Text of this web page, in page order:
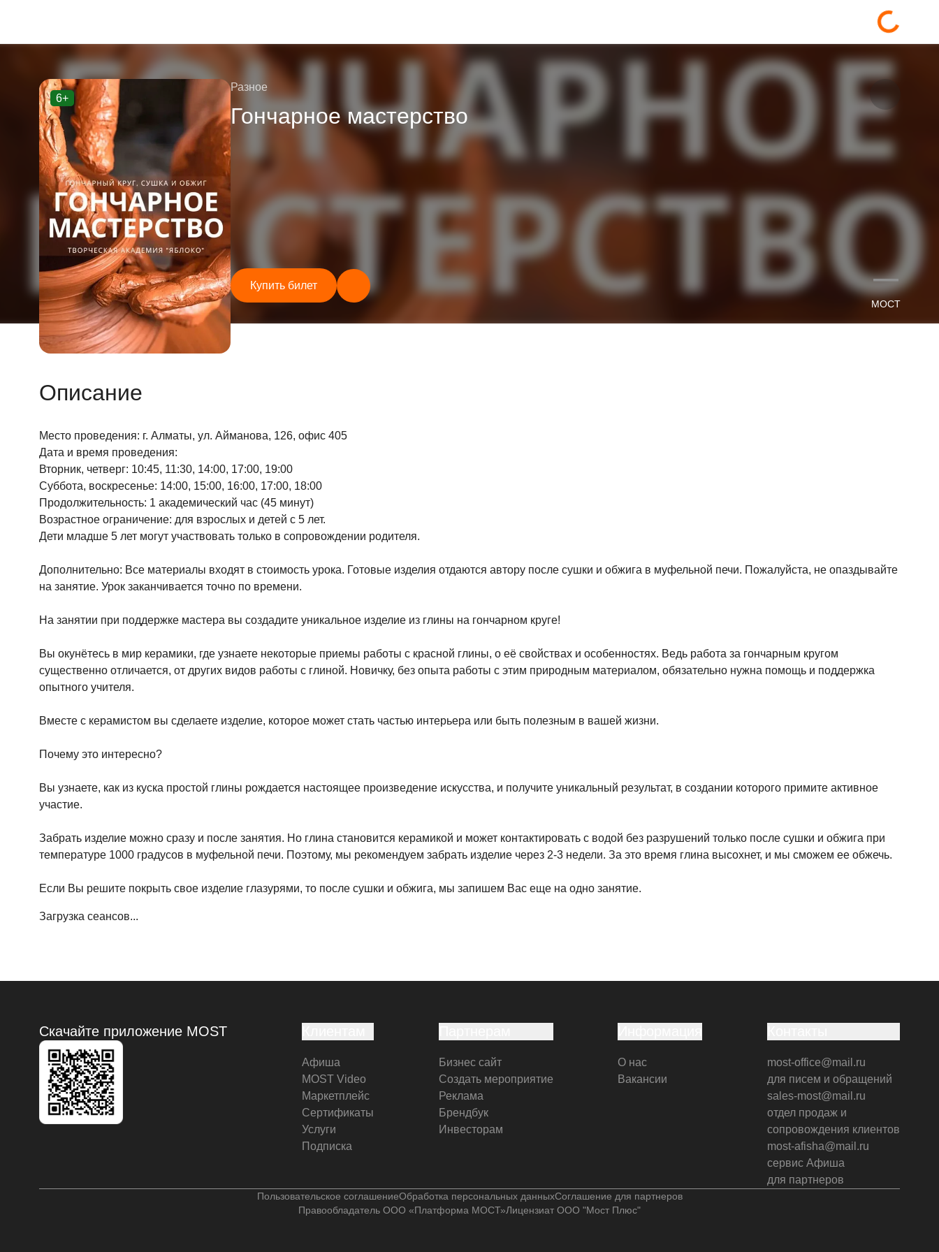
6+
Разное
Гончарное мастерство
Купить билет —
МОСТ
Описание
Место проведения: г. Алматы, ул. Айманова, 126, офис 405
Дата и время проведения:
Вторник, четверг: 10:45, 11:30, 14:00, 17:00, 19:00
Суббота, воскресенье: 14:00, 15:00, 16:00, 17:00, 18:00
Продолжительность: 1 академический час (45 минут)
Возрастное ограничение: для взрослых и детей с 5 лет.
Дети младше 5 лет могут участвовать только в сопровождении родителя.
Дополнительно: Все материалы входят в стоимость урока. Готовые изделия отдаются автору после сушки и обжига в муфельной печи. Пожалуйста, не опаздывайте
на занятие. Урок заканчивается точно по времени.
На занятии при поддержке мастера вы создадите уникальное изделие из глины на гончарном круге!
Вы окунётесь в мир керамики, где узнаете некоторые приемы работы с красной глины, о её свойствах и особенностях. Ведь работа за гончарным кругом
существенно отличается, от других видов работы с глиной. Новичку, без опыта работы с этим природным материалом, обязательно нужна помощь и поддержка
опытного учителя.
Вместе с керамистом вы сделаете изделие, которое может стать частью интерьера или быть полезным в вашей жизни.
Почему это интересно?
Вы узнаете, как из куска простой глины рождается настоящее произведение искусства, и получите уникальный результат, в создании которого примите активное
участие.
Забрать изделие можно сразу и после занятия. Но глина становится керамикой и может контактировать с водой без разрушений только после сушки и обжига при
температуре 1000 градусов в муфельной печи. Поэтому, мы рекомендуем забрать изделие через 2-3 недели. За это время глина высохнет, и мы сможем ее обжечь.
Если Вы решите покрыть свое изделие глазурями, то после сушки и обжига, мы запишем Вас еще на одно занятие.
Загрузка сеансов...
Скачайте приложение MOST
Афиша
MOST Video
Маркетплейс
Сертификаты
Услуги
Подписка
Бизнес сайт
Создать мероприятие
Реклама
Брендбук
Инвесторам
О нас
Вакансии
most-office@mail.ru
для писем и обращений
sales-most@mail.ru
отдел продаж и
сопровождения клиентов
most-afisha@mail.ru
сервис Афиша
для партнеров
Пользовательское соглашениеОбработка персональных данныхСоглашение для партнеров
Правообладатель ООО «Платформа МОСТ»Лицензиат ООО "Мост Плюс"